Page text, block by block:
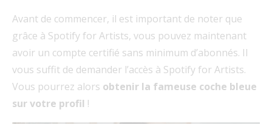
Avant de commencer, il est important de noter que
grâce à Spotify for Artists, vous pouvez maintenant
avoir un compte certifié sans minimum d’abonnés. Il
vous suffit de demander l’accès à Spotify for Artists.
Vous pourrez alors obtenir la fameuse coche bleue
sur votre profil !